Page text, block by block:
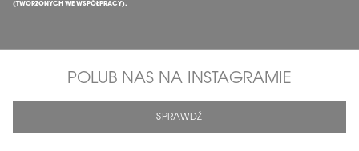
(TWORZONYCH WE WSPÓŁPRACY).
POLUB NAS NA INSTAGRAMIE
SPRAWDŹ